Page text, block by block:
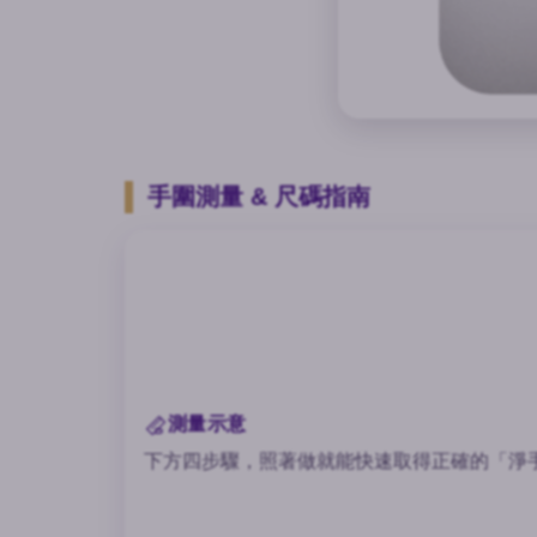
手圍測量 & 尺碼指南
測量示意
下方四步驟，照著做就能快速取得正確的「淨